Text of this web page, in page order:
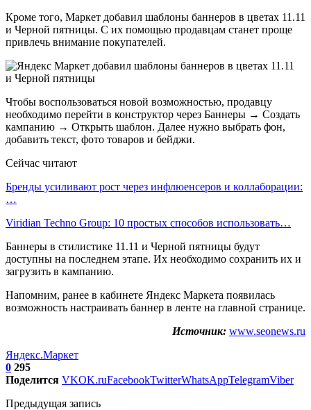
Кроме того, Маркет добавил шаблоны баннеров в цветах 11.11
и Черной пятницы. С их помощью продавцам станет проще
привлечь внимание покупателей.
Чтобы воспользоваться новой возможностью, продавцу
необходимо перейти в конструктор через Баннеры → Создать
кампанию → Открыть шаблон. Далее нужно выбрать фон,
добавить текст, фото товаров и бейджи.
Сейчас читают
Бренды усиливают рост через инфлюенсеров и коллаборации:
…
Viridian Techno Group: 10 простых способов использовать…
Баннеры в стилистике 11.11 и Черной пятницы будут
доступны на последнем этапе. Их необходимо сохранить их и
загрузить в кампанию.
Напомним, ранее в кабинете Яндекс Маркета появилась
возможность настраивать баннер в ленте на главной странице.
Источник: www.seonews.ru
Яндекс.Маркет
0 295
Поделится VKOK.ruFacebookTwitterWhatsAppTelegramViber
Предыдущая запись